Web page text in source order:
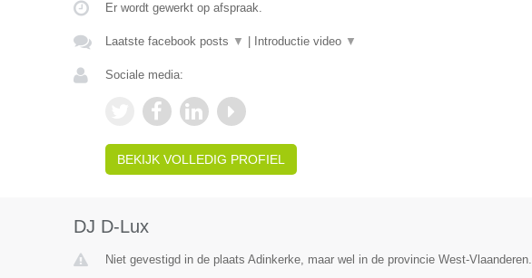
Er wordt gewerkt op afspraak.
Laatste facebook posts ▼ Introductie video ▼
Sociale media:
BEKIJK VOLLEDIG PROFIEL
DJ D-Lux
Niet gevestigd in de plaats Adinkerke, maar wel in de provincie West-Vlaanderen.